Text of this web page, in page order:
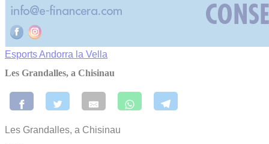
EsportsAndorra la Vella
Les Grandalles, a Chisinau
Les Grandalles, a Chisinau